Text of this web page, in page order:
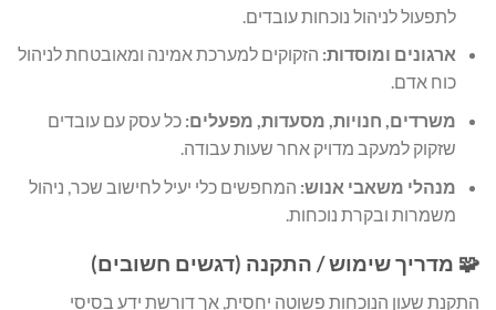
לתפעול לניהול נוכחות עובדים.
ארגונים ומוסדות: הזקוקים למערכת אמינה ומאובטחת לניהול
כוח אדם.
משרדים, חנויות, מסעדות, מפעלים: כל עסק עם עובדים
שזקוק למעקב מדויק אחר שעות עבודה.
מנהלי משאבי אנוש: המחפשים כלי יעיל לחישוב שכר, ניהול
משמרות ובקרת נוכחות.
🧩 מדריך שימוש / התקנה (דגשים חשובים)
התקנת שעון הנוכחות פשוטה יחסית, אך דורשת ידע בסיסי